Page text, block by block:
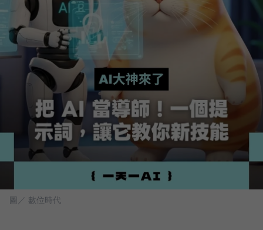
圖／ 數位時代